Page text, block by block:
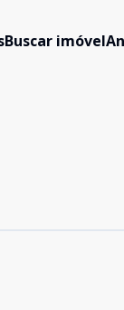
Buscar imóvel